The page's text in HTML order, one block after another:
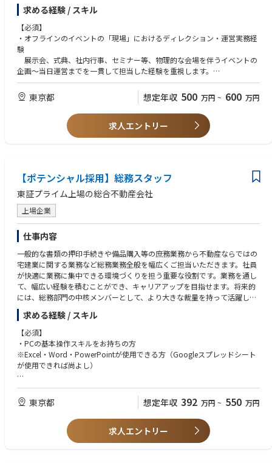
ベントを企画・運営してくれることを期待しています。
【具体的には】
・社内イベントの企画立案、運営
・社員の交流促進や組織活性化を目的とした新規イベントの提案
・イベント予算の管理
・社内外の関係者との連絡調整
求める経験 / スキル
【必須】
・オフラインのイベントの「現場」におけるディレクション・運営実務経
験
展示会、式典、社内行事、セミナー等、物理的な会場を伴うイベントの
企画〜当日運営までを一貫して担当した経験を重視します。
・Excel・PowerPointを用いた実務スキル
進行台本、座席表、備品リスト、予算管理表等の作成ができる方。
・イベント制作会社、広告代理店、または事業会社でのイベント専任担当
としての経験（2年以上）
【求める人物】
・コミュニケーション能力が高く、社内外の人々と円滑に連携できる方
・創造性豊かで、新しいアイデアを積極的に提案できる方
・細部まで気を配り、確実に業務を遂行できる方
・予算管理やスケジュール管理のスキルがある方
東京都 想定年収 500 万円 ~ 600 万円
求人エントリー
【ポテンシャル採用】総務スタッフ
東証プライム上場の総合不動産会社
上場企業
仕事内容
一般的な書類の押印手続きや備品購入等の庶務業務から不動産ならではの
宅建業に関する業務など総務業務全般を幅広くご担当いただきます。社員
が快適に業務に集中できる環境づくりを担う重要な役割です。業務を通し
て、幅広い経験を積むことができ、キャリアアップを目指せます。将来的
には、総務部門の中核メンバーとして、より大きな裁量を持って活躍して
いただくことを期待しています。
【具体的には】
・庶務業務全般（押印、承認等）
・車両管理（社用車の維持管理、予約管理等）
・宅建業に関する管理業務
・物品購入、手配
・その他、総務部門における各種業務
求める経験 / スキル
【必須】
・PCの基本操作スキルをお持ちの方
※Excel・Word・PowerPointが使用できる方（Googleスプレッドシート
が使用できれば尚よし）
【歓迎】
・営業経験者の方
・総務、庶務業務の実務経験 (業界不問)
・宅建士資格保有者
・車両管理の経験がある方
東京都 想定年収 392 万円 ~ 550 万円
求人エントリー